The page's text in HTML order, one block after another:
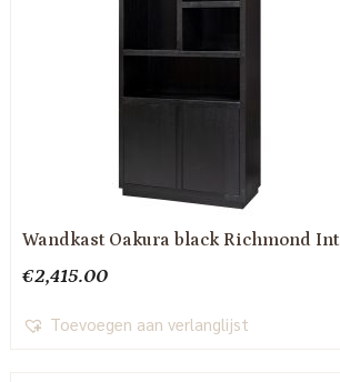
Wandkast Oakura black Richmond
€2,415.00
Toevoegen aan verlanglijst